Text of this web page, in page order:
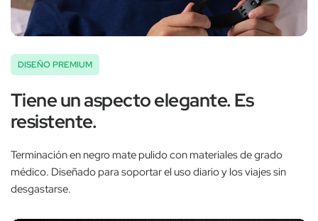
DISEÑO PREMIUM
Tiene un aspecto elegante. Es
resistente.
Terminación en negro mate pulido con materiales de grado
médico. Diseñado para soportar el uso diario y los viajes sin
desgastarse.